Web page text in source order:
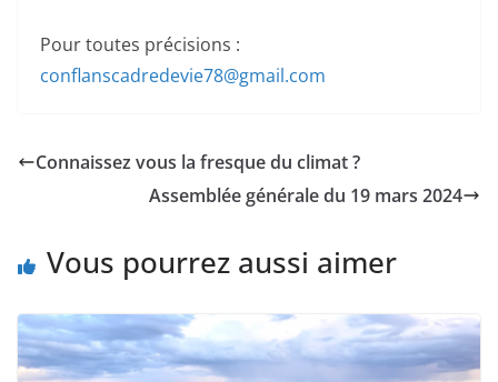
Pour toutes précisions :
conflanscadredevie78@gmail.com
Connaissez vous la fresque du climat ?
Assemblée générale du 19 mars 2024
Vous pourrez aussi aimer